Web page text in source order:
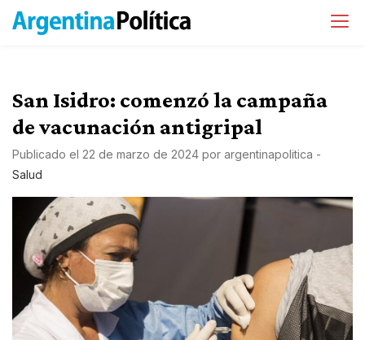
San Isidro: comenzó la campaña
de vacunación antigripal
Publicado el 22 de marzo de 2024 por argentinapolitica -
Salud